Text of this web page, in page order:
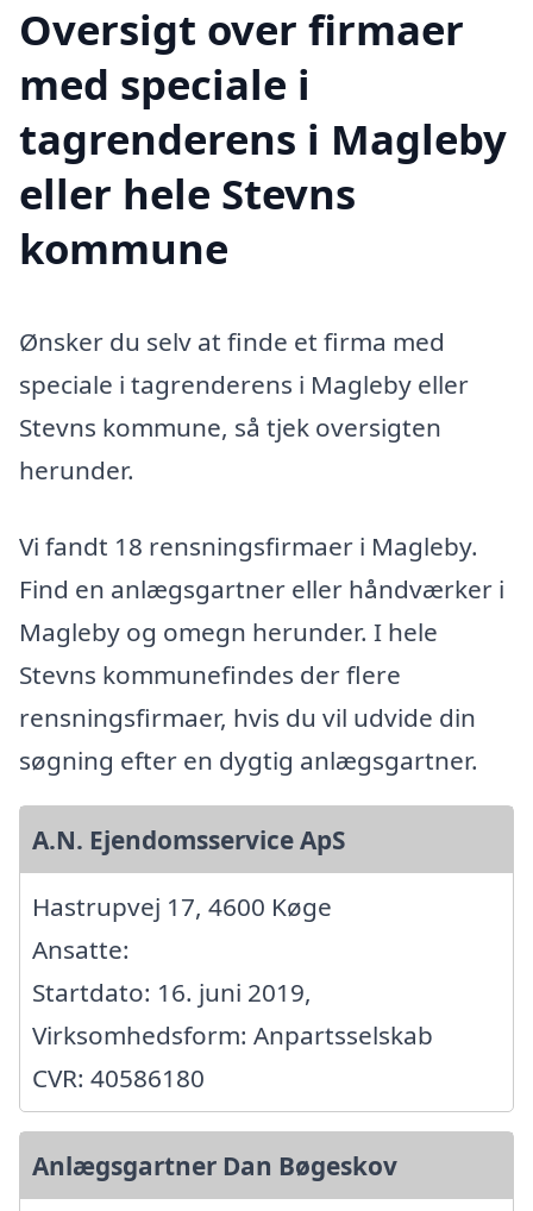
Oversigt over firmaer
med speciale i
tagrenderens i Magleby
eller hele Stevns
kommune
Ønsker du selv at finde et firma med
speciale i tagrenderens i Magleby eller
Stevns kommune, så tjek oversigten
herunder.
Vi fandt 18 rensningsfirmaer i Magleby.
Find en anlægsgartner eller håndværker i
Magleby og omegn herunder. I hele
Stevns kommunefindes der flere
rensningsfirmaer, hvis du vil udvide din
søgning efter en dygtig anlægsgartner.
A.N. Ejendomsservice ApS
Hastrupvej 17, 4600 Køge
Ansatte:
Startdato: 16. juni 2019,
Virksomhedsform: Anpartsselskab
CVR: 40586180
Anlægsgartner Dan Bøgeskov